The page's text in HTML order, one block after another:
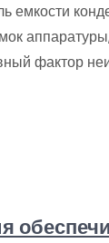
емкости
фактор